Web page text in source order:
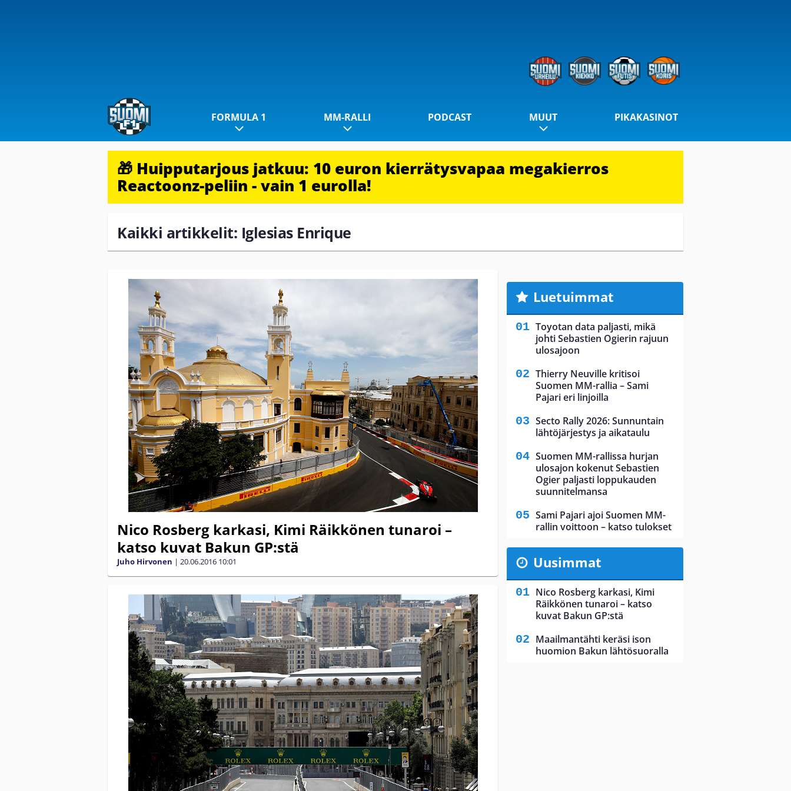
FORMULA 1 MM-RALLI PODCAST MUUT PIKAKASINOT
🎁 Huipputarjous jatkuu: 10 euron kierrätysvapaa megakierros
Reactoonz-peliin - vain 1 eurolla!
Kaikki artikkelit: Iglesias Enrique
Nico Rosberg karkasi, Kimi Räikkönen tunaroi –
katso kuvat Bakun GP:stä
Juho Hirvonen | 20.06.2016 10:01
Luetuimmat
Toyotan data paljasti, mikä
johti Sebastien Ogierin rajuun
ulosajoon
Thierry Neuville kritisoi
Suomen MM-rallia – Sami
Pajari eri linjoilla
Secto Rally 2026: Sunnuntain
lähtöjärjestys ja aikataulu
Suomen MM-rallissa hurjan
ulosajon kokenut Sebastien
Ogier paljasti loppukauden
suunnitelmansa
Sami Pajari ajoi Suomen MM-
rallin voittoon – katso tulokset
Uusimmat
Nico Rosberg karkasi, Kimi
Räikkönen tunaroi – katso
kuvat Bakun GP:stä
Maailmantähti keräsi ison
huomion Bakun lähtösuoralla